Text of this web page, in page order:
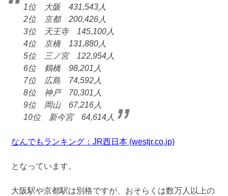
1位 大阪 431,543人
2位 京都 200,426人
3位 天王寺 145,100人
4位 京橋 131,880人
5位 三ノ宮 122,954人
6位 鶴橋 98,201人
7位 広島 74,592人
8位 神戸 70,301人
9位 岡山 67,216人
10位 新今宮 64,614人
なんでもランキング：JR西日本 (westjr.co.jp)
となっています。
大阪駅や京都駅は別格ですが、おそらくは数万人以上の